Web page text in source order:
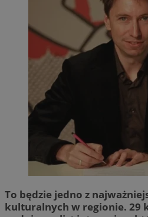
To będzie jedno z
kulturalnych w regionie. 29